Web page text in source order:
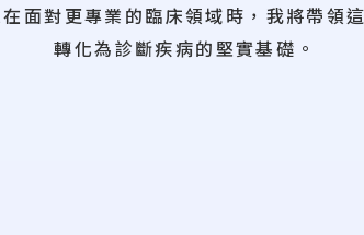
面對更專業的臨床領域時，我將帶領
轉化為診斷疾病的堅實基礎。